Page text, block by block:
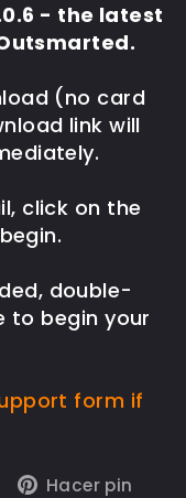
- the latest
(no card
link will
click on the
double-
to begin your
form if
TuitearHacer pin